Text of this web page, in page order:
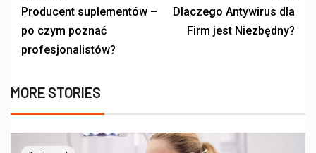
Producent suplementów –
po czym poznać
profesjonalistów?
Dlaczego Antywirus dla
Firm jest Niezbędny?
MORE STORIES